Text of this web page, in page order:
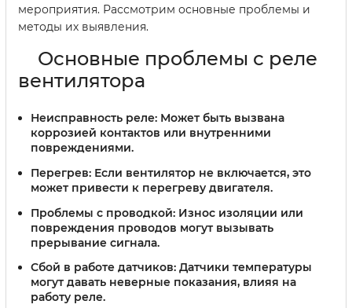
мероприятия. Рассмотрим основные проблемы и
методы их выявления.
Основные проблемы с реле
вентилятора
Неисправность реле: Может быть вызвана
коррозией контактов или внутренними
повреждениями.
Перегрев: Если вентилятор не включается, это
может привести к перегреву двигателя.
Проблемы с проводкой: Износ изоляции или
повреждения проводов могут вызывать
прерывание сигнала.
Сбой в работе датчиков: Датчики температуры
могут давать неверные показания, влияя на
работу реле.